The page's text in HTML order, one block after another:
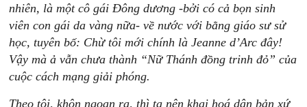
nhiên, là một cô gái Đông dương -bởi có cả bọn sinh
viên con gái da vàng nữa- về nước với bằng giáo sư sử
học, tuyên bố: Chừ tôi mới chính là Jeanne d’Arc đây!
Vậy mà ả vẫn chưa thành “Nữ Thánh đồng trinh đỏ” của
cuộc cách mạng giải phóng.
Theo tôi, khôn ngoan ra, thì ta nên khai hoá dân bản xứ